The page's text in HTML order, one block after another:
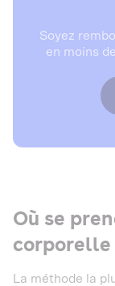
Soyez
en moins
Où se
corporelle
La méthode la